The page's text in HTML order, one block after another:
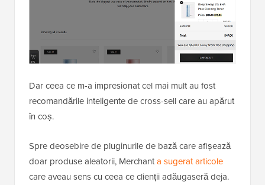
Dar ceea ce m-a impresionat cel mai mult au fost
recomandările inteligente de cross-sell care au apărut
în coș.
Spre deosebire de pluginurile de bază care afișează
doar produse aleatorii, Merchanta sugerat articole
care aveau sens cu ceea ce clienții adăugaseră deja.